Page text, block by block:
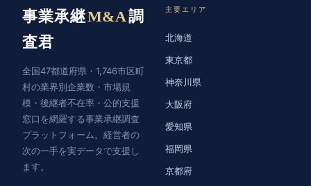
事業承継M&A調
査君
全国47都道府県・1,746市区町
村の業界別企業数・市場規
模・後継者不在率・公的支援
窓口を網羅する事業承継調査
プラットフォーム。経営者の
次の一手を実データで支援し
ます。
主要エリア
北海道
東京都
神奈川県
大阪府
愛知県
福岡県
京都府